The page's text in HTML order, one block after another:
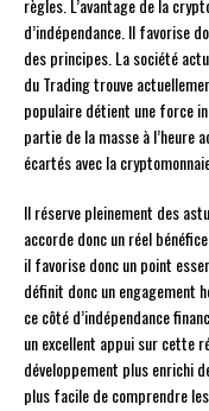
règles. L’avantage de la
d’indépendance. Il favorise
des principes. La société
du Trading trouve
populaire détient une force
partie de la masse à l’heure
écartés avec la
Il réserve pleinement des
accorde donc un réel
il favorise donc un point
définit donc un engagement
ce côté d’indépendance
un excellent appui sur cette
développement plus enrichi
plus facile de comprendre